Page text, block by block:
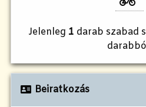
Jelenleg 1 darab szabad
Beiratkozás